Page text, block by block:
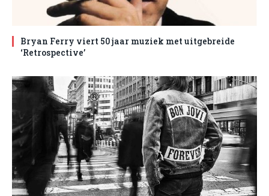
Bryan Ferry viert 50 jaar muziek met uitgebreide
‘Retrospective’